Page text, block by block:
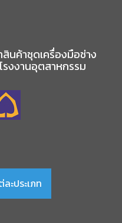
นค้าชุดเครื่องมือช่าง
รงงานอุตสาหกรรม
ะประเภท